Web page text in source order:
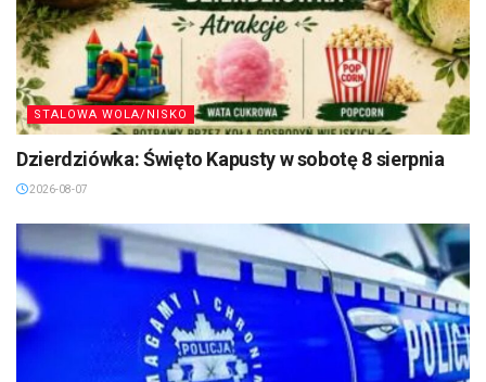
STALOWA WOLA/NISKO
Dzierdziówka: Święto Kapusty w sobotę 8 sierpnia
2026-08-07